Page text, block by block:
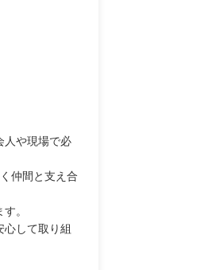
人や現場で必
仲間と支え合
。
して取り組